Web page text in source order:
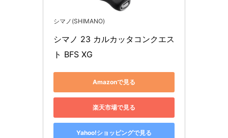
シマノ(SHIMANO)
シマノ 23 カルカッタコンクエス
ト BFS XG
Amazonで見る
楽天市場で見る
Yahoo!ショッピングで見る